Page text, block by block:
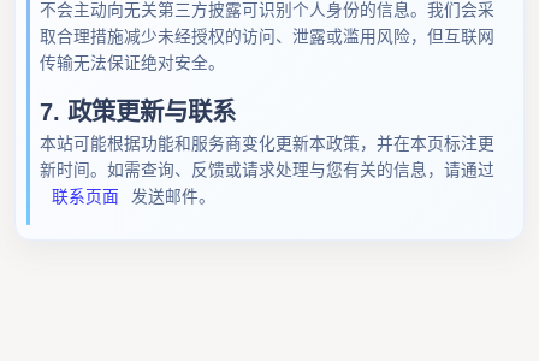
不会主动向无关第三方披露可识别个人身份的信息。我们会采
取合理措施减少未经授权的访问、泄露或滥用风险，但互联网
传输无法保证绝对安全。
7. 政策更新与联系
本站可能根据功能和服务商变化更新本政策，并在本页标注更
新时间。如需查询、反馈或请求处理与您有关的信息，请通过
联系页面
发送邮件。